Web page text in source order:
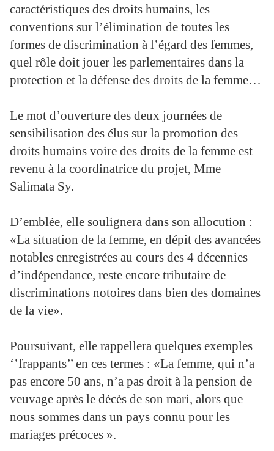
caractéristiques des droits humains, les
conventions sur l’élimination de toutes les
formes de discrimination à l’égard des femmes,
quel rôle doit jouer les parlementaires dans la
protection et la défense des droits de la femme…
Le mot d’ouverture des deux journées de
sensibilisation des élus sur la promotion des
droits humains voire des droits de la femme est
revenu à la coordinatrice du projet, Mme
Salimata Sy.
D’emblée, elle soulignera dans son allocution :
«La situation de la femme, en dépit des avancées
notables enregistrées au cours des 4 décennies
d’indépendance, reste encore tributaire de
discriminations notoires dans bien des domaines
de la vie».
Poursuivant, elle rappellera quelques exemples
‘’frappants’’ en ces termes : «La femme, qui n’a
pas encore 50 ans, n’a pas droit à la pension de
veuvage après le décès de son mari, alors que
nous sommes dans un pays connu pour les
mariages précoces ».